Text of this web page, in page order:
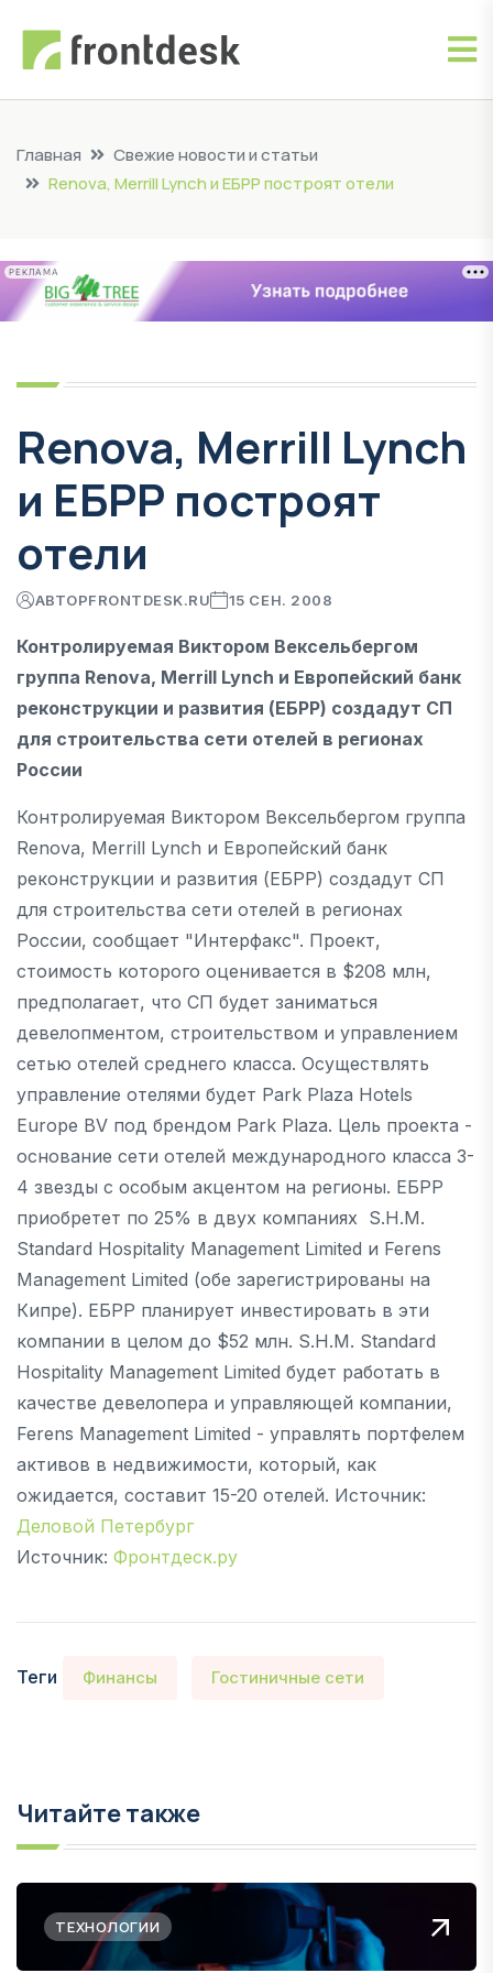
Главная
Свежие новости и статьи
Renova, Merrill Lynch и ЕБРР построят отели
РЕКЛАМА
Renova, Merrill Lynch
и ЕБРР построят
отели
АВТОРFRONTDESK.RU 15 СЕН. 2008
Контролируемая Виктором Вексельбергом
группа Renova, Merrill Lynch и Европейский банк
реконструкции и развития (ЕБРР) создадут СП
для строительства сети отелей в регионах
России
Контролируемая Виктором Вексельбергом группа
Renova, Merrill Lynch и Европейский банк
реконструкции и развития (ЕБРР) создадут СП
для строительства сети отелей в регионах
России, сообщает "Интерфакс". Проект,
стоимость которого оценивается в $208 млн,
предполагает, что СП будет заниматься
девелопментом, строительством и управлением
сетью отелей среднего класса. Осуществлять
управление отелями будет Park Plaza Hotels
Europe BV под брендом Park Plaza. Цель проекта -
основание сети отелей международного класса 3-
4 звезды с особым акцентом на регионы. ЕБРР
приобретет по 25% в двух компаниях  S.H.M.
Standard Hospitality Management Limited и Ferens
Management Limited (обе зарегистрированы на
Кипре). ЕБРР планирует инвестировать в эти
компании в целом до $52 млн. S.H.M. Standard
Hospitality Management Limited будет работать в
качестве девелопера и управляющей компании,
Ferens Management Limited - управлять портфелем
активов в недвижимости, который, как
ожидается, составит 15-20 отелей. Источник:
Деловой Петербург
Источник: Фронтдеск.ру
Теги Финансы Гостиничные сети
Читайте также
ТЕХНОЛОГИИ